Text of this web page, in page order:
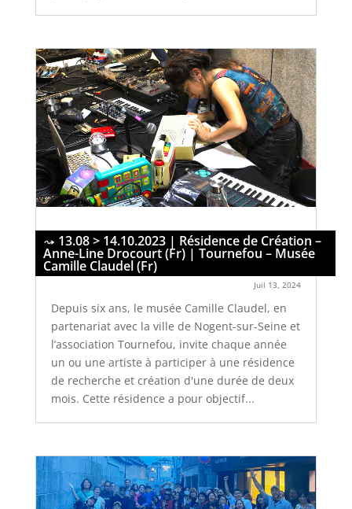
13.08 > 14.10.2023 | Résidence de Création –
Anne-Line Drocourt (Fr) | Tournefou – Musée
Camille Claudel (Fr)
Juil 13, 2024
Depuis six ans, le musée Camille Claudel, en
partenariat avec la ville de Nogent-sur-Seine et
l’association Tournefou, invite chaque année
un ou une artiste à participer à une résidence
de recherche et création d'une durée de deux
mois. Cette résidence a pour objectif...